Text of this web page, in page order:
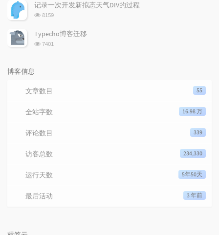
记录一次开发新拟态天气DIV的过程
浏览次数:
8159
Typecho博客迁移
浏览次数:
7401
博客信息
55
文章数目
16.98 万
全站字数
339
评论数目
234,330
访客总数
5年50天
运行天数
3 年前
最后活动